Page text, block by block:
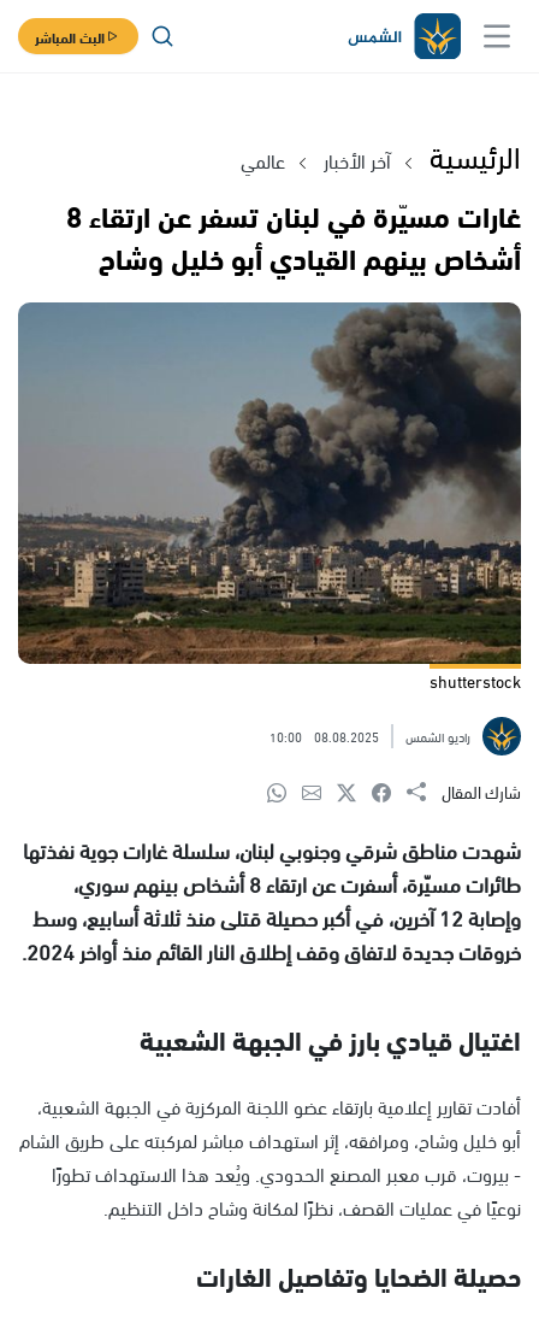
البث المباشر
الرئيسية آخر الأخبار عالمي
غارات مسيّرة في لبنان تسفر عن ارتقاء 8
أشخاص بينهم القيادي أبو خليل وشاح
shutterstock
راديو الشمس 08.08.2025
10:00
شارك المقال
شهدت مناطق شرقي وجنوبي لبنان، سلسلة غارات جوية نفذتها
طائرات مسيّرة، أسفرت عن ارتقاء 8 أشخاص بينهم سوري،
وإصابة 12 آخرين، في أكبر حصيلة قتلى منذ ثلاثة أسابيع، وسط
خروقات جديدة لاتفاق وقف إطلاق النار القائم منذ أواخر 2024.
اغتيال قيادي بارز في الجبهة الشعبية
أفادت تقارير إعلامية بارتقاء عضو اللجنة المركزية في الجبهة الشعبية،
أبو خليل وشاح، ومرافقه، إثر استهداف مباشر لمركبته على طريق الشام
- بيروت، قرب معبر المصنع الحدودي. ويُعد هذا الاستهداف تطورًا
نوعيًا في عمليات القصف، نظرًا لمكانة وشاح داخل التنظيم.
حصيلة الضحايا وتفاصيل الغارات